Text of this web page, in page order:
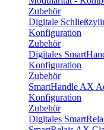
Zubehör
Digitale
Konfiguration
Zubehör
Digitales
Konfiguration
Zubehör
SmartHandle AX
Konfiguration
Zubehör
Digitales